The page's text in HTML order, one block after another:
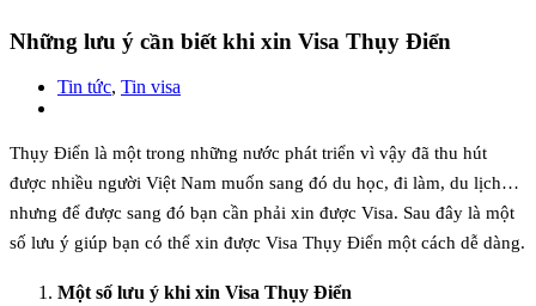
Những lưu ý cần biết khi xin Visa Thụy Điển
Tin tức, Tin visa
Thụy Điển là một trong những nước phát triển vì vậy đã thu hút
được nhiều người Việt Nam muốn sang đó du học, đi làm, du lịch…
nhưng để được sang đó bạn cần phải xin được Visa. Sau đây là một
số lưu ý giúp bạn có thể xin được Visa Thụy Điển một cách dễ dàng.
Một số lưu ý khi xin Visa Thụy Điển